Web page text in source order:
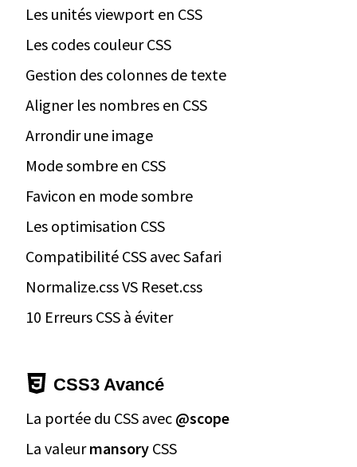
Les unités viewport en CSS
Les codes couleur CSS
Gestion des colonnes de texte
Aligner les nombres en CSS
Arrondir une image
Mode sombre en CSS
Favicon en mode sombre
Les optimisation CSS
Compatibilité CSS avec Safari
Normalize.css VS Reset.css
10 Erreurs CSS à éviter
CSS3 Avancé
La portée du CSS avec @scope
La valeurmansory CSS